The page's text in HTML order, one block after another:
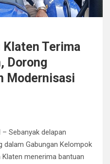
Klaten Terima
Dorong
Modernisasi
Sebanyak delapan
dalam Gabungan Kelompok
menerima bantuan